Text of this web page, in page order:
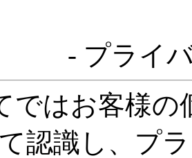
- プライ
ではお客様の
認識し、プ